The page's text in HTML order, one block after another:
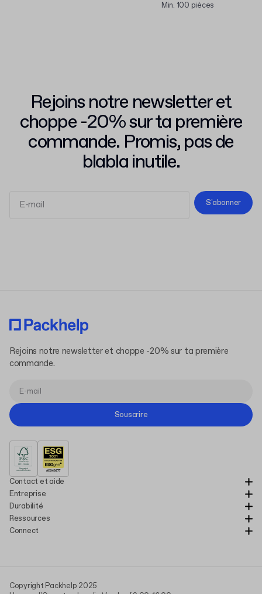
Min. 100 pièces
Rejoins notre newsletter et
choppe -20% sur ta première
commande. Promis, pas de
blabla inutile.
S'abonner
Contact et aide
Entreprise
Durabilité
Ressources
Connect
Rejoins notre newsletter et choppe -20% sur ta première
commande.
Souscrire
Copyright Packhelp 2025